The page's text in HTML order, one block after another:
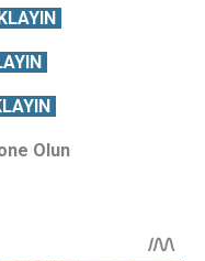
Olun